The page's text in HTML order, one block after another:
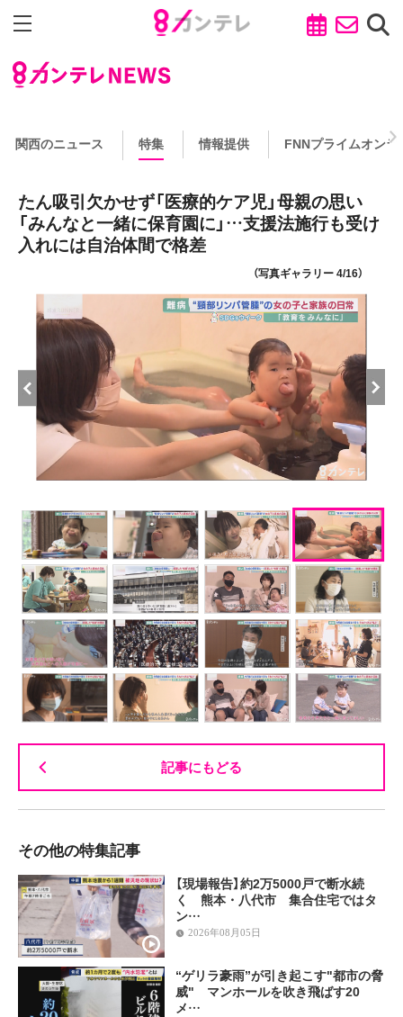
関西のニュース 特集 情報提供 FNNプライムオンラ
たん吸引欠かせず「医療的ケア児」母親の思い
「みんなと一緒に保育園に」…支援法施行も受け
入れには自治体間で格差
（写真ギャラリー 4/16）
記事にもどる
その他の特集記事
【現場報告】約2万5000戸で断水続
く 熊本・八代市 集合住宅ではタ
ン…
2026年08月05日
“ゲリラ豪雨”が引き起こす"都市の脅
威" マンホールを吹き飛ばす20
メ…